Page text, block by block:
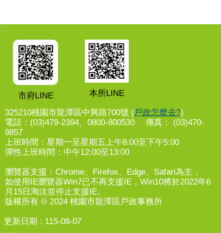
:::
市府LINE 本所LINE
325210桃園市龍潭區中興路700號 (戶政怎麼去?)
電話：(03)479-2394、0800-800530 傳真： (03)470-
9857
上班時間：星期一至星期五上午8:00至下午5:00
彈性上班時間：中午12:00至13:00
瀏覽器支援：Chrome、Firefox、Edge、Safari為主，
如使用IE瀏覽器Win7已不再支援IE，Win10將於2022年6
月15日淘汰並停止支援IE。
版權所有 © 2024 桃園市龍潭區戶政事務所
更新日期
115-08-07